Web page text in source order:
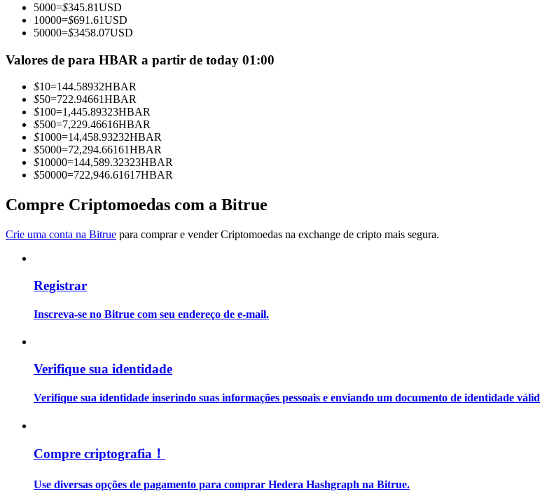
Copiar Trading
Junte-se aos principais traders
Torne-se um Trader de Cópias
Informação
Análise de big data, incluindo informações comerciais, etc.
5000=$345.81USD
10000=$691.61USD
50000=$3458.07USD
Valores de para HBAR a partir de today 01:00
$10=144.58932HBAR
$50=722.94661HBAR
$100=1,445.89323HBAR
$500=7,229.46616HBAR
$1000=14,458.93232HBAR
$5000=72,294.66161HBAR
$10000=144,589.32323HBAR
$50000=722,946.61617HBAR
Compre Criptomoedas com a Bitrue
Crie uma conta na Bitrue para comprar e vender Criptomoedas na exchange de cripto mais segura.
Registrar
Inscreva-se no Bitrue com seu endereço de e-mail.
Verifique sua identidade
Verifique sua identidade inserindo suas informações pessoais e enviando um documento de identidade
Compre criptografia！
Use diversas opções de pagamento para comprar Hedera Hashgraph na Bitrue.